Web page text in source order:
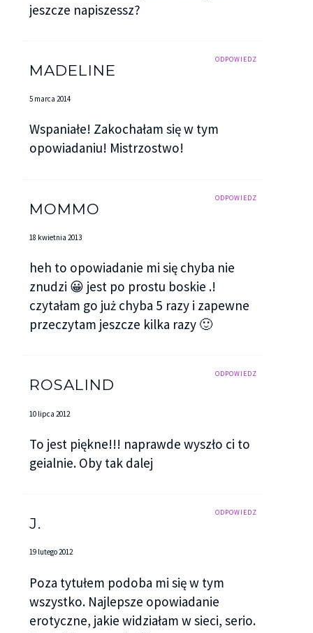
jeszcze napiszessz?
ODPOWIEDZ
MADELINE
5 marca 2014
Wspaniałe! Zakochałam się w tym
opowiadaniu! Mistrzostwo!
ODPOWIEDZ
MOMMO
18 kwietnia 2013
heh to opowiadanie mi się chyba nie
znudzi 😀 jest po prostu boskie .!
czytałam go już chyba 5 razy i zapewne
przeczytam jeszcze kilka razy 🙂
ODPOWIEDZ
ROSALIND
10 lipca 2012
To jest piękne!!! naprawde wyszło ci to
geialnie. Oby tak dalej
ODPOWIEDZ
J.
19 lutego 2012
Poza tytułem podoba mi się w tym
wszystko. Najlepsze opowiadanie
erotyczne, jakie widziałam w sieci, serio.